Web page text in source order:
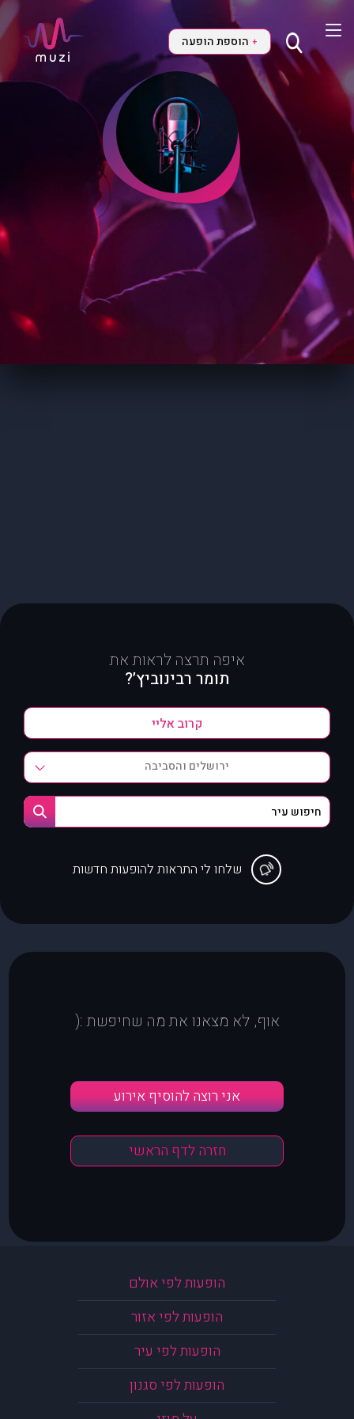
+ הוספת הופעה
איפה תרצה לראות את
תומר רבינוביץ’?
ירושלים והסביבה
שלחו לי התראות להופעות חדשות
אוף, לא מצאנו את מה שחיפשת :(
אני רוצה להוסיף אירוע
חזרה לדף הראשי
הופעות לפי אולם
הופעות לפי אזור
הופעות לפי עיר
הופעות לפי סגנון